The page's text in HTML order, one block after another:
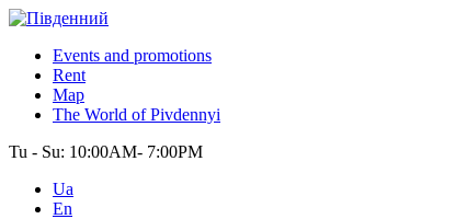
Events and promotions
Rent
Map
The World of Pivdennyi
Tu - Su: 10:00AM- 7:00PM
Ua
En